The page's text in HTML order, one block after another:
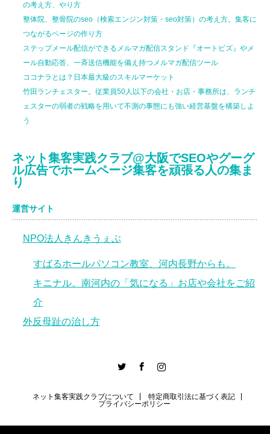
の考え方、やり方
整体院、整骨院のseo（検索エンジン対策・seo対策）の考え方。集客に
つながるページの作り方
ステップメール配信ができるメルマガ配信スタンド『オートビズ』やメ
ール自動応答、一斉送信機能を備え持つメルマガ配信ツール
ココナラとは？日本最大級のスキルマーケット
竹田ランチェスター。従業員50人以下の会社・お店・事務所は、ランチ
ェスターの弱者の戦略を用いて不測の事態にも強い経営基盤を構築しよ
う
ネット集客実践クラブ@大阪でSEOやグーグ
ル広告でホームページ集客を頑張る人の集ま
り
運営サイト
NPO法人きんきうぇぶ
すばるホールパソコン教室、河内長野からも。
キニナル。南河内の「気になる」お店や会社をご紹
介
外反母趾の治し方
ネット集客実践クラブについて
特定商取引法に基づく表記
プライバシーポリシー